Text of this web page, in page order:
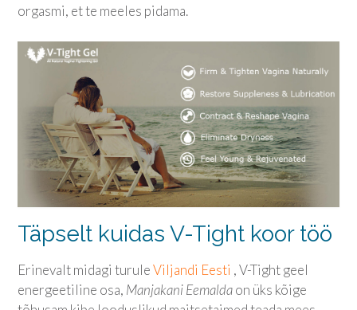
orgasmi, et te meeles pidama.
Täpselt kuidas V-Tight koor töö
Erinevalt midagi turuleViljandi Eesti , V-Tight geel
energeetiline osa, Manjakani Eemaldaon üks kõige